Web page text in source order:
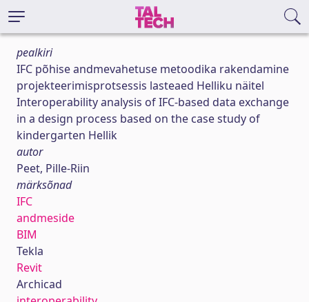
pealkiri
IFC põhise andmevahetuse metoodika rakendamine
projekteerimisprotsessis lasteaed Helliku näitel
Interoperability analysis of IFC-based data exchange
in a design process based on the case study of
kindergarten Hellik
autor
Peet, Pille-Riin
märksõnad
IFC
andmeside
BIM
Tekla
Revit
Archicad